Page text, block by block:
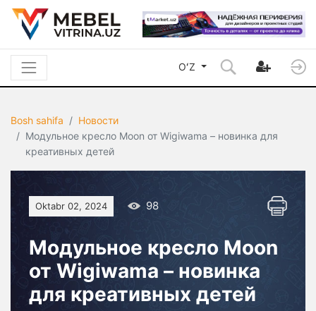
OʻZ
Bosh sahifa
Новости
Модульное кресло Moon от Wigiwama – новинка для
креативных детей
Oktabr 02, 2024 98
Модульное кресло Moon
от Wigiwama – новинка
для креативных детей